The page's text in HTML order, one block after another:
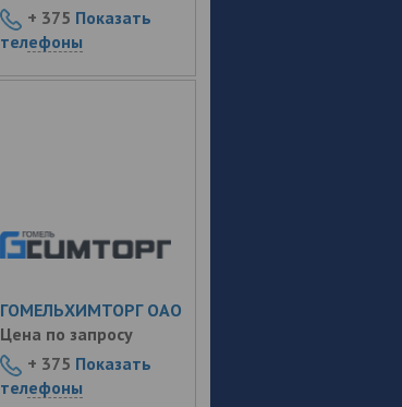
+ 375 Показать
телефоны
ГОМЕЛЬХИМТОРГ ОАО
Цена по запросу
+ 375 Показать
телефоны